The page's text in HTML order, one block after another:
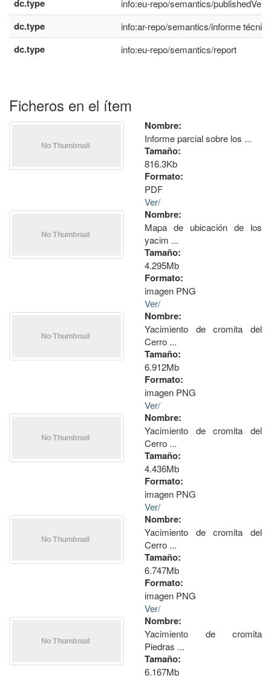
dc.type info:eu-repo/semantics/
dc.type info:ar-repo/semantics/informe técnico
dc.type info:eu-repo/semantics/report
Ficheros en el ítem
Nombre:
Informe parcial sobre los ...
Tamaño:
816.3Kb
Formato:
PDF
Ver/
Nombre:
Mapa de ubicación de los
yacim ...
Tamaño:
4.295Mb
Formato:
imagen PNG
Ver/
Nombre:
Yacimiento de cromita del
Cerro ...
Tamaño:
6.912Mb
Formato:
imagen PNG
Ver/
Nombre:
Yacimiento de cromita del
Cerro ...
Tamaño:
4.436Mb
Formato:
imagen PNG
Ver/
Nombre:
Yacimiento de cromita del
Cerro ...
Tamaño:
6.747Mb
Formato:
imagen PNG
Ver/
Nombre:
Yacimiento de cromita
Piedras ...
Tamaño:
6.167Mb